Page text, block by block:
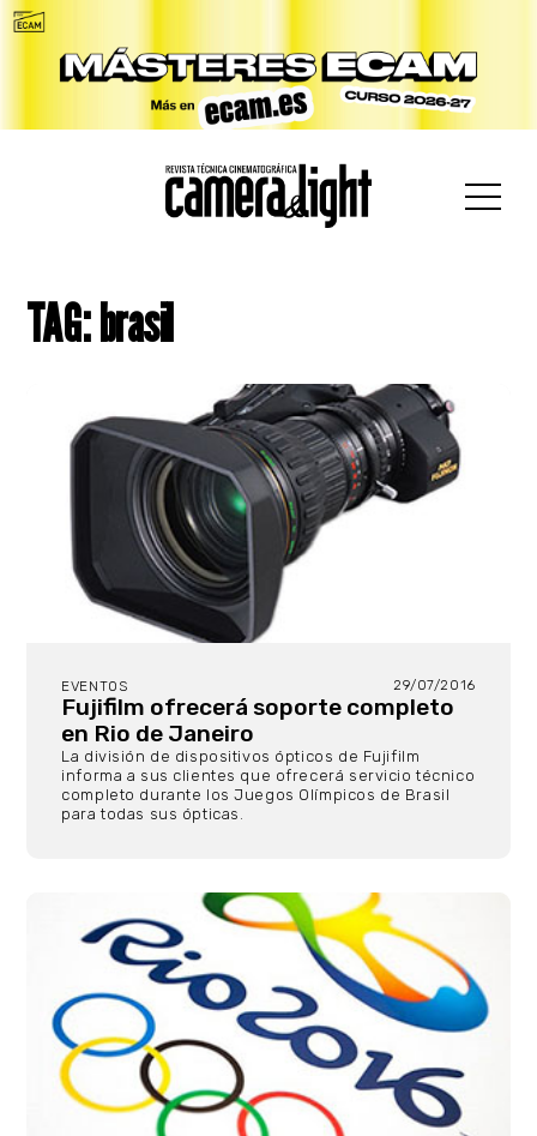
TAG: brasil
EVENTOS 29/07/2016
Fujifilm ofrecerá soporte completo
en Rio de Janeiro
La división de dispositivos ópticos de Fujifilm
informa a sus clientes que ofrecerá servicio técnico
completo durante los Juegos Olímpicos de Brasil
para todas sus ópticas.